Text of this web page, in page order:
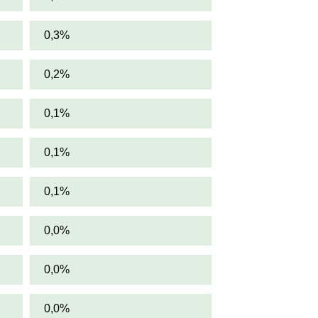
0,3%
0,2%
0,1%
0,1%
0,1%
0,0%
0,0%
0,0%